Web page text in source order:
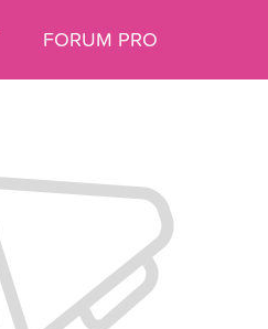
FORUM PRO